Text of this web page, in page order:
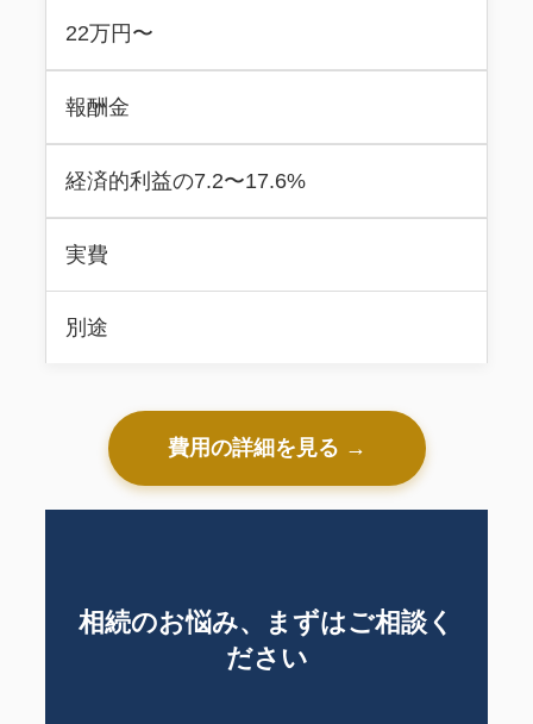
22万円〜
報酬金
経済的利益の7.2〜17.6%
実費
別途
費用の詳細を見る →
相続のお悩み、まずはご相談く
ださい